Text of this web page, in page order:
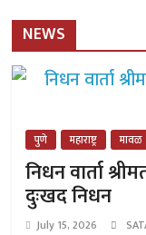
NEWS
पुणे महाराष्ट्र मावळ
निधन वार्ता
दुःखद निधन
July 15, 2026